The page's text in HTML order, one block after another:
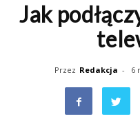
Jak
Przez Redakcja - 6